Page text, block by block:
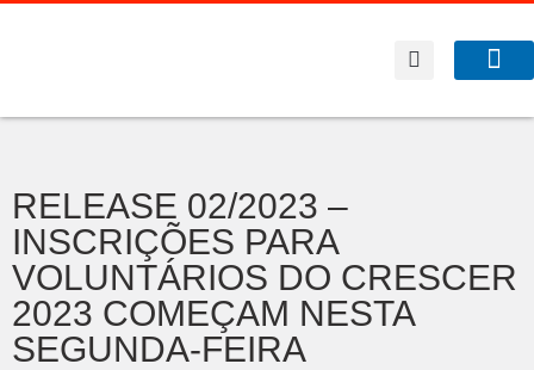
RELEASE 02/2023 –
INSCRIÇÕES PARA
VOLUNTÁRIOS DO CRESCER
2023 COMEÇAM NESTA
SEGUNDA-FEIRA